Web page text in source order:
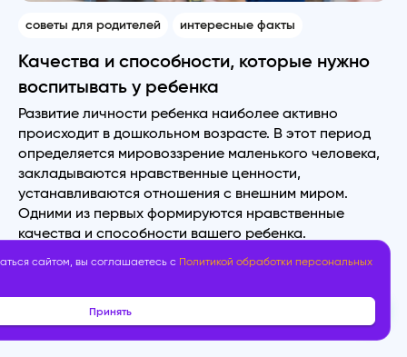
советы для родителей интересные факты
Качества и способности, которые нужно
воспитывать у ребенка
Развитие личности ребенка наиболее активно
происходит в дошкольном возрасте. В этот период
определяется мировоззрение маленького человека,
закладываются нравственные ценности,
устанавливаются отношения с внешним миром.
Одними из первых формируются нравственные
качества и способности вашего ребенка.
22.10.2022
сайтом, вы соглашаетесь с Политикой обработки персональных
Принять